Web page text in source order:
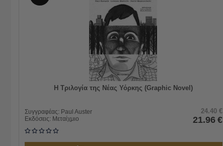
Η Τριλογία της Νέας Υόρκης (Graphic Novel)
Συγγραφέας: Paul Auster
Εκδόσεις: Μεταίχμιο
24.40 €
21.96 €